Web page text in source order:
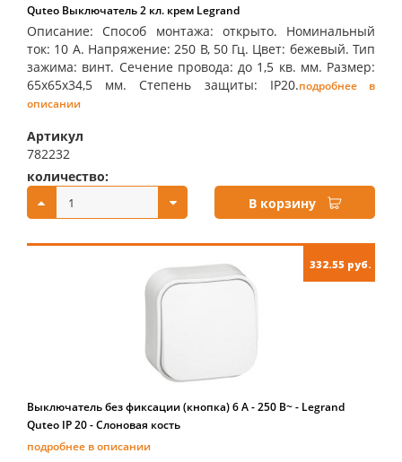
Quteo Выключатель 2 кл. крем Legrand
Описание: Способ монтажа: открыто. Номинальный
ток: 10 А. Напряжение: 250 В, 50 Гц. Цвет: бежевый. Тип
зажима: винт. Сечение провода: до 1,5 кв. мм. Размер:
65х65х34,5 мм. Степень защиты: IP20.подробнее в
описании
Артикул
782232
количество:
В корзину
332.55 руб.
Выключатель без фиксации (кнопка) 6 A - 250 В~ - Legrand
Quteo IP 20 - Слоновая кость
подробнее в описании